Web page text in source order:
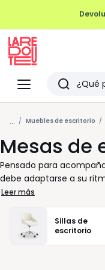
Menu
Redoute
Buscar
Últimos
artículos
vistos
... Muebles de escritorio
Mesas de
Pensado para
debe adaptarse a su
Redoute sabemos que
directamente en su
reunimos mesas
para el despacho en
busca una superficie
Leer más
Sillas de
escritorio